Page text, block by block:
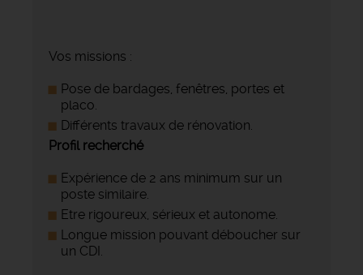
Vos missions :
Pose de bardages, fenêtres, portes et
placo.
Différents travaux de rénovation.
Profil recherché
Expérience de 2 ans minimum sur un
poste similaire.
Etre rigoureux, sérieux et autonome.
Longue mission pouvant déboucher sur
un CDI.